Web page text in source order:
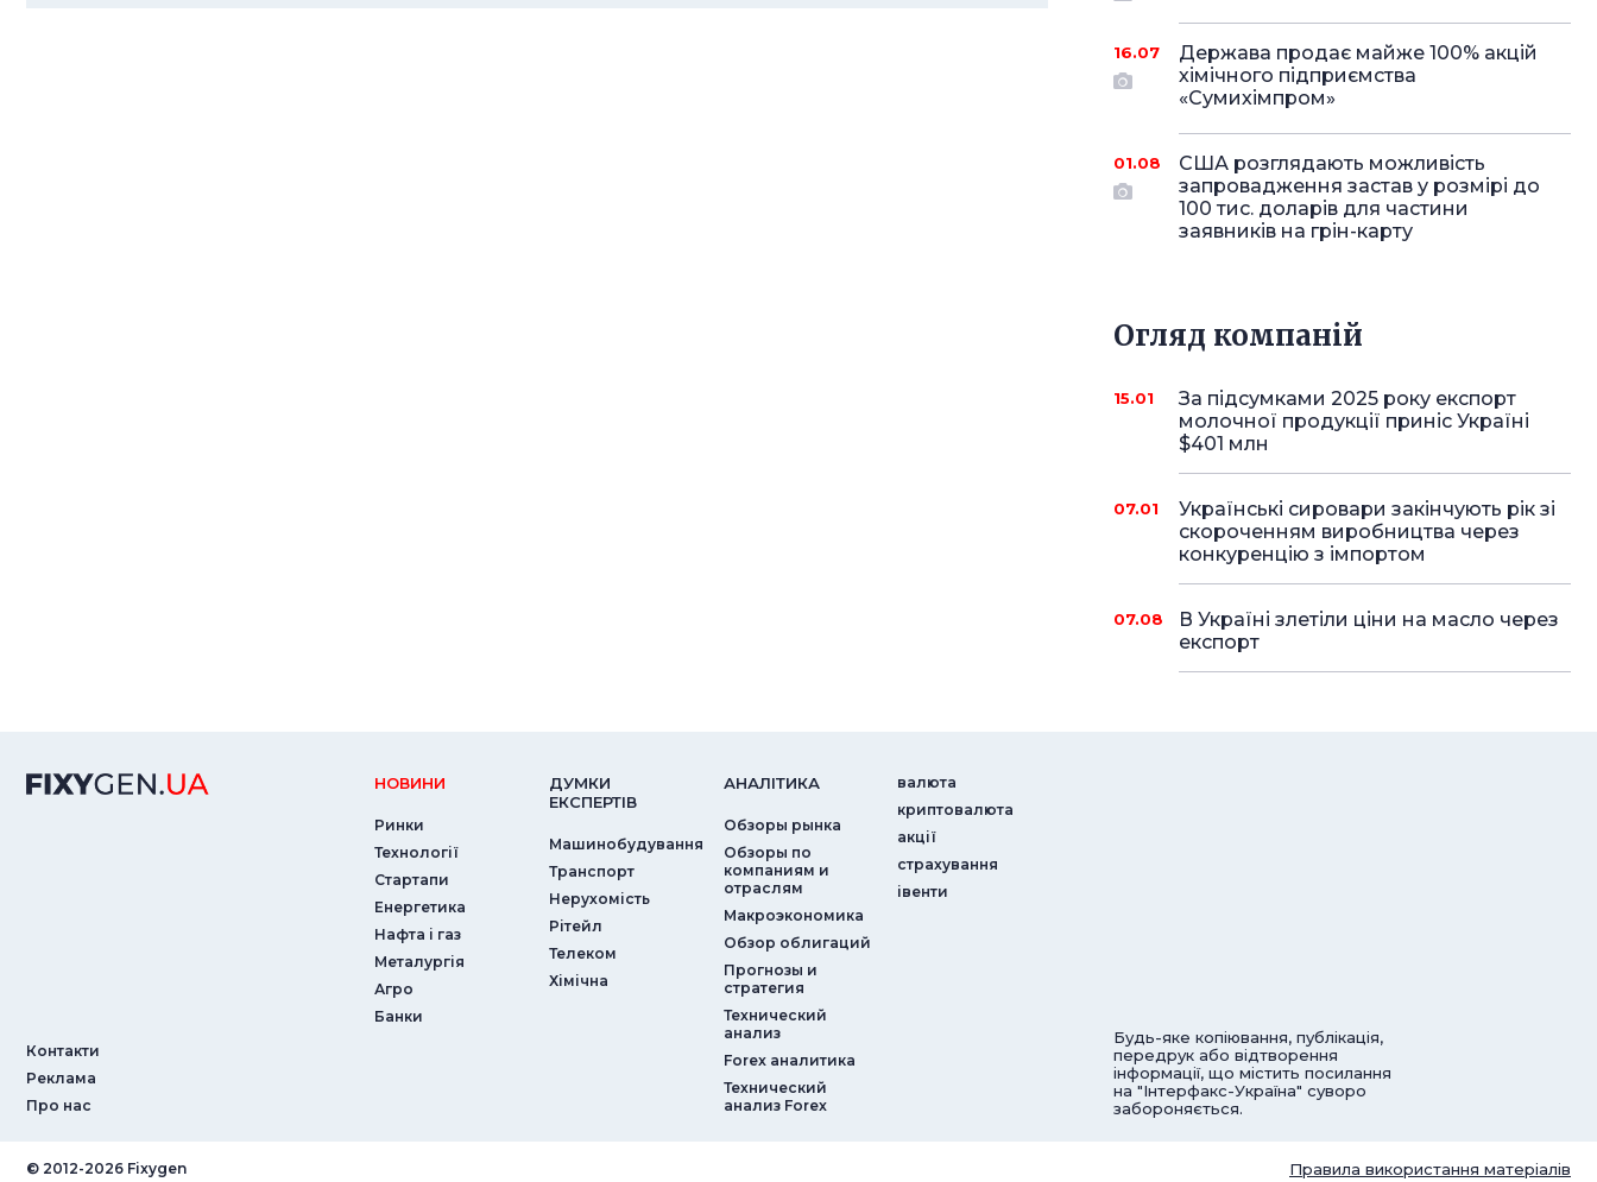
16.07
Держава продає майже 100% акцій
хімічного підприємства
«Сумихімпром»
01.08
США розглядають можливість
запровадження застав у розмірі до
100 тис. доларів для частини
заявників на грін-карту
Огляд компаній
15.01
За підсумками 2025 року експорт
молочної продукції приніс Україні
$401 млн
07.01
Українські сировари закінчують рік зі
скороченням виробництва через
конкуренцію з імпортом
07.08
В Україні злетіли ціни на масло через
експорт
Контакти
Реклама
Про нас
НОВИНИ
Ринки
Технології
Стартапи
Енергетика
Нафта і газ
Металургія
Агро
Банки
ДУМКИ
ЕКСПЕРТIВ
Машинобудування
Транспорт
Нерухомість
Рітейл
Телеком
Хімічна
АНАЛIТИКА
Обзоры рынка
Обзоры по
компаниям и
отраслям
Макроэкономика
Обзор облигаций
Прогнозы и
стратегия
Технический
анализ
Forex аналитика
Технический
анализ Forex
валюта
криптовалюта
акції
страхування
iвенти
Будь-яке копіювання, публікація,
передрук або відтворення
інформації, що містить посилання
на "Інтерфакс-Україна" суворо
забороняється.
© ‎2012-2026 Fixygen Правила використання матеріалів